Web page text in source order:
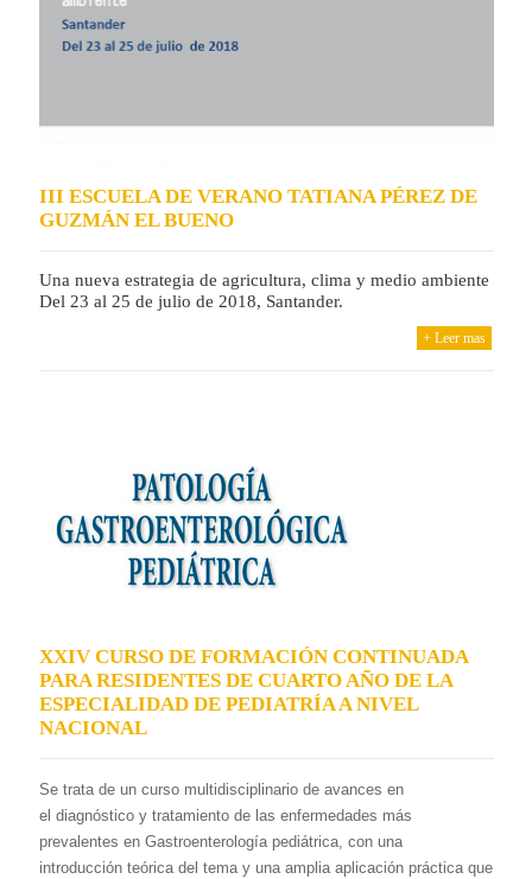
III ESCUELA DE VERANO TATIANA PÉREZ DE
GUZMÁN EL BUENO
Una nueva estrategia de agricultura, clima y medio ambiente
Del 23 al 25 de julio de 2018, Santander.
+ Leer mas
XXIV CURSO DE FORMACIÓN CONTINUADA
PARA RESIDENTES DE CUARTO AÑO DE LA
ESPECIALIDAD DE PEDIATRÍA A NIVEL
NACIONAL
Se trata de un curso multidisciplinario de avances en
el diagnóstico y tratamiento de las enfermedades más
prevalentes en Gastroenterología pediátrica, con una
introducción teórica del tema y una amplia aplicación práctica que